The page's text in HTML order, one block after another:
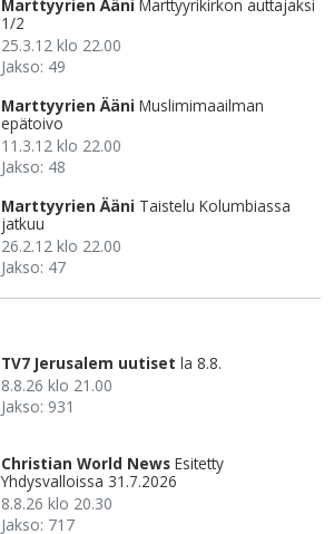
Marttyyrien Ääni Marttyyrikirkon auttajaksi
1/2
25.3.12 klo 22.00
Jakso: 49
Marttyyrien Ääni Muslimimaailman
epätoivo
11.3.12 klo 22.00
Jakso: 48
Marttyyrien Ääni Taistelu Kolumbiassa
jatkuu
26.2.12 klo 22.00
Jakso: 47
TV7 Jerusalem uutiset la 8.8.
8.8.26 klo 21.00
Jakso: 931
Christian World News Esitetty
Yhdysvalloissa 31.7.2026
8.8.26 klo 20.30
Jakso: 717